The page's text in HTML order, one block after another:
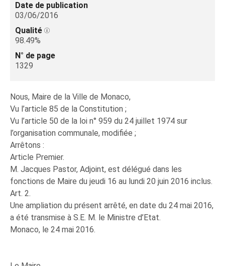
Date de publication
03/06/2016
Qualité
98.49%
N° de page
1329
Nous, Maire de la Ville de Monaco,
Vu l’article 85 de la Constitution ;
Vu l’article 50 de la loi n° 959 du 24 juillet 1974 sur
l’organisation communale, modifiée ;
Arrêtons :
Article Premier.
M. Jacques Pastor, Adjoint, est délégué dans les
fonctions de Maire du jeudi 16 au lundi 20 juin 2016 inclus.
Art. 2.
Une ampliation du présent arrêté, en date du 24 mai 2016,
a été transmise à S.E. M. le Ministre d’Etat.
Monaco, le 24 mai 2016.